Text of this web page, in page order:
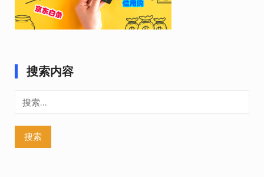
搜索内容